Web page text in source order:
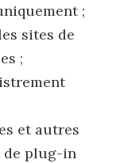
;
sites de
;
et autres
de plug-in